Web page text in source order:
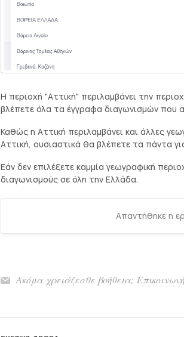
Η περιοχή "Αττική" περιλαμβάνει την
βλέπετε όλα τα έγγραφα διαγωνισμών που
Καθώς η Αττική περιλαμβάνει και άλλες
Αττική, ουσιαστικά θα βλέπετε τα πάντα
Εάν δεν επιλέξετε καμμία γεωγραφική
διαγωνισμούς σε όλη την Ελλάδα.
Απαντήθηκε η
Ακόμα χρειάζεσθε βοήθεια;